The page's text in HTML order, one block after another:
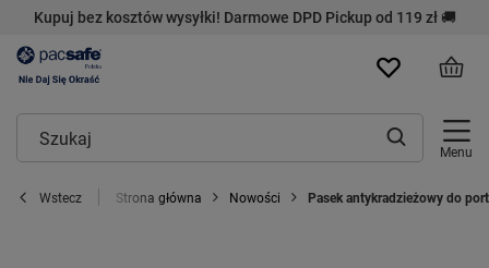
Kupuj bez kosztów wysyłki! Darmowe DPD Pickup od 119 zł 🚚
Menu
Wstecz Strona główna Nowości Pasek antykradzieżowy do